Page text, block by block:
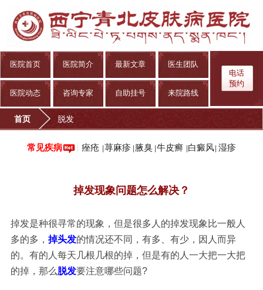
医院首页 医院简介 最新文章 医生团队
医院动态 咨询专家 自助挂号 来院路线
电话
预约
首页 脱发
常见疾病 痤疮 荨麻疹 腋臭 牛皮癣 白癜风 湿疹
掉发现象问题怎么解决？
掉发是种很寻常的现象，但是很多人的掉发现象比一般人
多的多，掉头发的情况还不同，有多、有少，因人而异
的。有的人每天几根几根的掉，但是有的人一大把一大把
的掉，那么脱发要注意哪些问题?